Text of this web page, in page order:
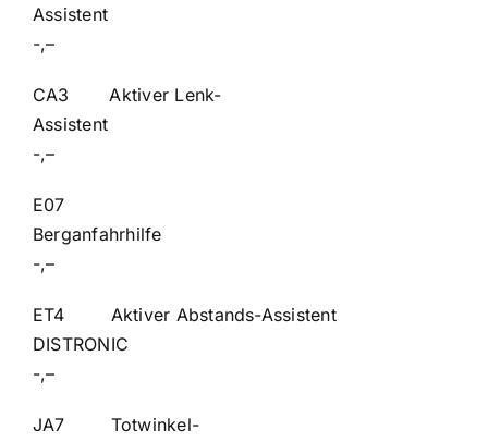
-,–
CA3 Aktiver Lenk-
-,–
E07
-,–
ET4 Aktiver Abstands-Assistent
-,–
JA7 Totwinkel-